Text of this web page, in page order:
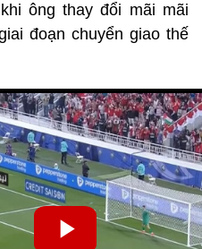
ông thay đổi mãi mãi
đoạn chuyển giao thế